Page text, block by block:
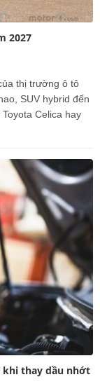
2027
thị trường ô tô
SUV hybrid đến
Celica hay
khi thay dầu nhớt